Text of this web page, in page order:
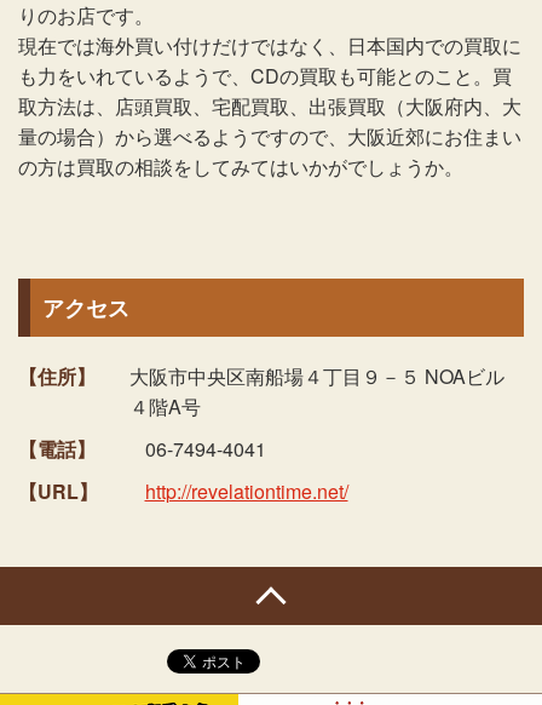
りのお店です。
現在では海外買い付けだけではなく、日本国内での買取に
も力をいれているようで、CDの買取も可能とのこと。買
取方法は、店頭買取、宅配買取、出張買取（大阪府内、大
量の場合）から選べるようですので、大阪近郊にお住まい
の方は買取の相談をしてみてはいかがでしょうか。
アクセス
【住所】
大阪市中央区南船場４丁目９－５ NOAビル
４階A号
【電話】
06-7494-4041
【URL】
http://revelationtime.net/